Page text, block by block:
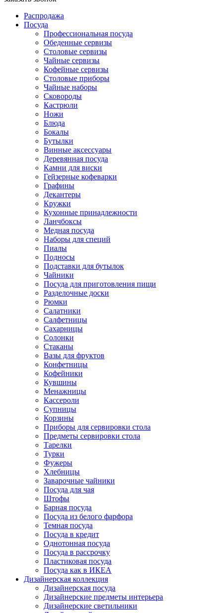
Распродажа
Посуда
Профессиональная посуда
Обеденные сервизы
Столовые сервизы
Чайные сервизы
Кофейные сервизы
Столовые приборы
Чайные наборы
Сковороды
Кастрюли
Ножи
Блюда
Бокалы
Бутылки
Винные аксессуары
Деревянная посуда
Камни для виски
Гейзерные кофеварки
Графины
Декантеры
Кружки
Кухонные принадлежности
Ланчбоксы
Медная посуда
Наборы для специй
Пиалы
Подносы
Подставки для бутылок
Чайники
Посуда для приготовления пищи
Разделочные доски
Рюмки
Салатники
Салфетницы
Сахарницы
Солонки
Стаканы
Вазы для фруктов
Конфетницы
Кофейники
Кувшины
Менажницы
Кассероли
Супницы
Корзины
Приборы для сервировки стола
Предметы сервировки стола
Тарелки
Турки
Фужеры
Хлебницы
Заварочные чайники
Посуда для чая
Штофы
Барная посуда
Посуда из белого фарфора
Темная посуда
Посуда в кредит
Однотонная посуда
Посуда в рассрочку
Пластиковая посуда
Посуда как в ИКЕА
Дизайнерская коллекция
Дизайнерская посуда
Дизайнерские предметы интерьера
Дизайнерские светильники